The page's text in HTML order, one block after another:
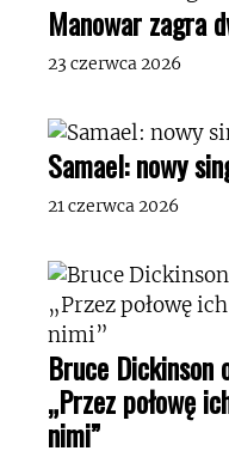
Manowar zagra
23 czerwca 2026
Samael: nowy
21 czerwca 2026
Bruce Dickinson
„Przez połowę
nimi”